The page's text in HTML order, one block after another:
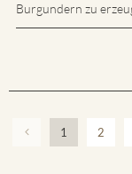
Burgundern zu
1 2